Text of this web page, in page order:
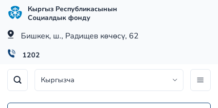
Skip
content
Кыргыз Республикасынын
Социалдык фонду
Бишкек, ш., Радищев көчөсү, 62
1202
Кыргызча